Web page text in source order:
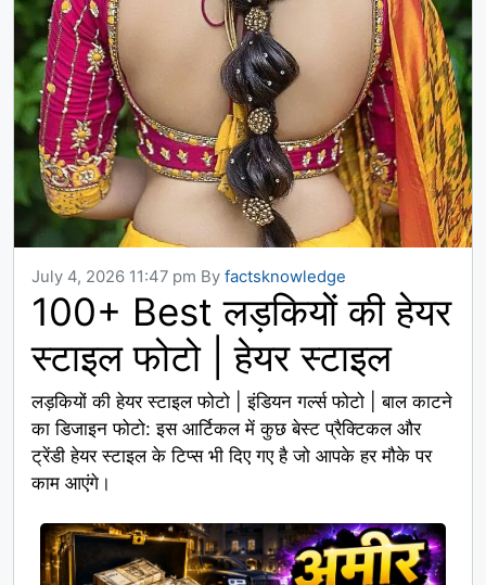
July 4, 2026 11:47 pm By factsknowledge
100+ Best लड़कियों की हेयर
स्टाइल फोटो | हेयर स्टाइल
लड़कियों की हेयर स्टाइल फोटो | इंडियन गर्ल्स फोटो | बाल काटने
का डिजाइन फोटो: इस आर्टिकल में कुछ बेस्ट प्रैक्टिकल और
ट्रेंडी हेयर स्टाइल के टिप्स भी दिए गए है जो आपके हर मौके पर
काम आएंगे।